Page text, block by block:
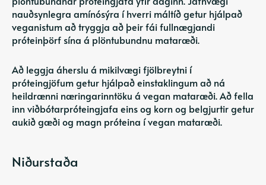
nauðsynlegra amínósýra í hverri máltíð getur hjálpað
veganistum að tryggja að þeir fái fullnægjandi
próteinþörf sína á plöntubundnu mataræði.
Að leggja áherslu á mikilvægi fjölbreytni í
próteingjöfum getur hjálpað einstaklingum að ná
heildrænni næringarinntöku á vegan mataræði. Að fella
inn viðbótarpróteingjafa eins og korn og belgjurtir getur
aukið gæði og magn próteina í vegan mataræði.
Niðurstaða